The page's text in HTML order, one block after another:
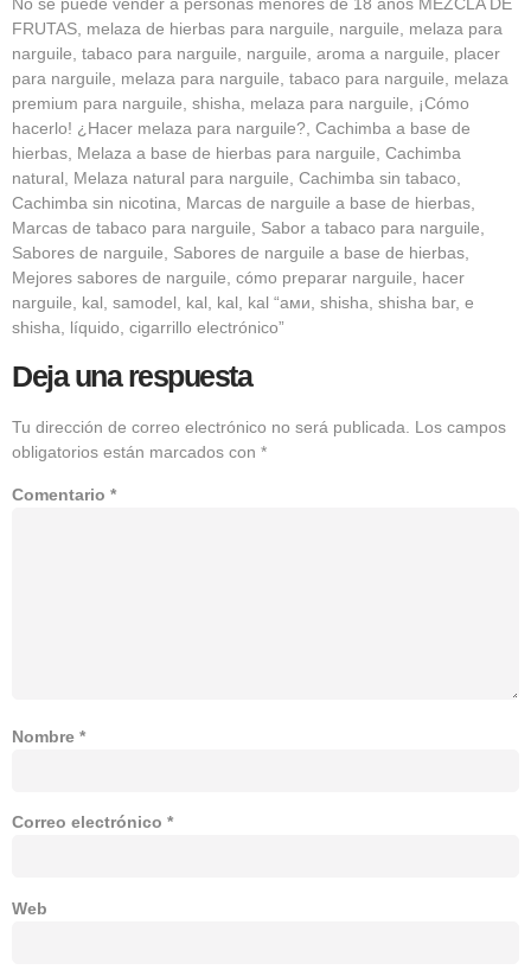
No se puede vender a personas menores de 18 años MEZCLA DE
FRUTAS, melaza de hierbas para narguile, narguile, melaza para
narguile, tabaco para narguile, narguile, aroma a narguile, placer
para narguile, melaza para narguile, tabaco para narguile, melaza
premium para narguile, shisha, melaza para narguile, ¡Cómo
hacerlo! ¿Hacer melaza para narguile?, Cachimba a base de
hierbas, Melaza a base de hierbas para narguile, Cachimba
natural, Melaza natural para narguile, Cachimba sin tabaco,
Cachimba sin nicotina, Marcas de narguile a base de hierbas,
Marcas de tabaco para narguile, Sabor a tabaco para narguile,
Sabores de narguile, Sabores de narguile a base de hierbas,
Mejores sabores de narguile, cómo preparar narguile, hacer
narguile, kal, samodel, kal, kal, kal “ами, shisha, shisha bar, e
shisha, líquido, cigarrillo electrónico”
Deja una respuesta
Tu dirección de correo electrónico no será publicada.
Los campos
obligatorios están marcados con *
Comentario *
Nombre *
Correo electrónico *
Web